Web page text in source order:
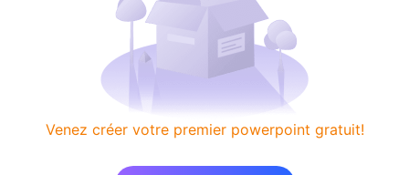
Venez créer votre premier powerpoint gratuit!